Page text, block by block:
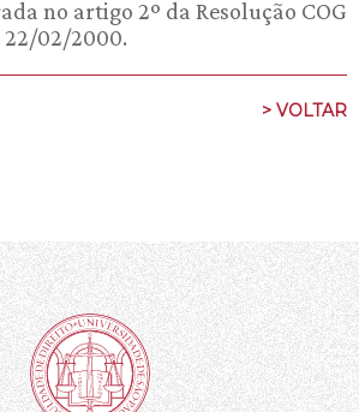
no artigo 2º da Resolução COG
22/02/2000.
> VOLTAR